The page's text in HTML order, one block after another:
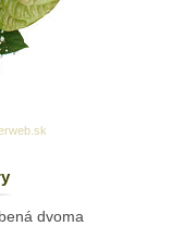
dvoma